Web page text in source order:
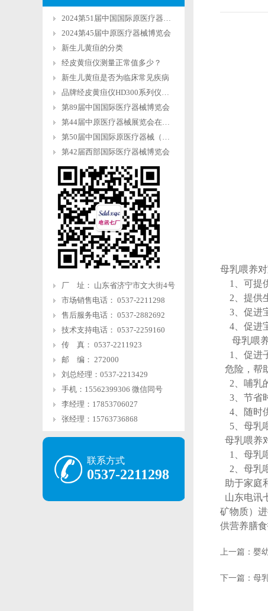
2024第51届中国国际原医疗器械（山东）博览会
2024第45届中原医疗器械博览会
新生儿黄疸的分类
经皮黄疸仪测量正常值多少？
新生儿黄疸是否为临床常见疾病
品牌经皮黄疸仪HD300系列仪器操作流程
第89届中国国际医疗器械博览会
第44届中原医疗器械展览会在郑州国际会展中心举行
第50届中国国际原医疗器械（山东）博览会
第42届西部国际医疗器械博览会
厂 址： 山东省济宁市文大街4号
市场销售电话： 0537-2211298
售后服务电话： 0537-2882692
技术支持电话： 0537-2259160
传 真： 0537-2211923
邮 编： 272000
刘总经理：0537-2213429
手机：15562399306 微信同号
李经理：17853706027
张经理：15763736868
联系方式
0537-2211298
母乳喂养
1、可提
2、提供
3、促进
4、促进
母乳喂养
1、促进
危险，帮
2、哺乳
3、节省
4、随时
5、母乳
母乳喂养
1、母乳
2、母乳
助于家庭
山东电讯
矿物质）
供营养膳
上一篇：婴
下一篇：母